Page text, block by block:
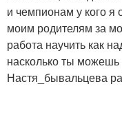
и чемпионам у кого я
моим родителям за
работа научить как
насколько ты
Настя_бывальцева